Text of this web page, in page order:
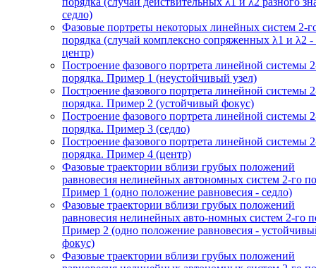
седло)
Фазовые портреты некоторых линейных систем 2-
порядка (случай комплексно сопряженных λ1 и λ2 -
центр)
Построение фазового портрета линейной системы
порядка. Пример 1 (неустойчивый узел)
Построение фазового портрета линейной системы
порядка. Пример 2 (устойчивый фокус)
Построение фазового портрета линейной системы
порядка. Пример 3 (седло)
Построение фазового портрета линейной системы
порядка. Пример 4 (центр)
Фазовые траектории вблизи грубых положений
равновесия нелинейных автономных систем 2-го
Пример 1 (одно положение равновесия - седло)
Фазовые траектории вблизи грубых положений
равновесия нелинейных авто-номных систем 2-го
Пример 2 (одно положение равновесия -
фокус)
Фазовые траектории вблизи грубых положений